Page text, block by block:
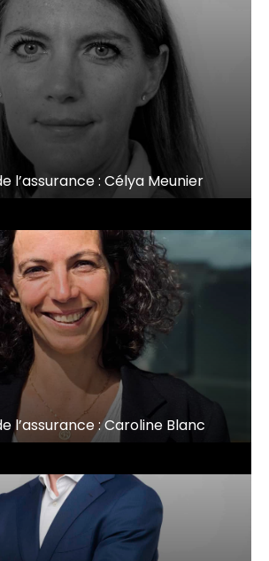
l’assurance : Célya Meunier
l’assurance : Caroline Blanc